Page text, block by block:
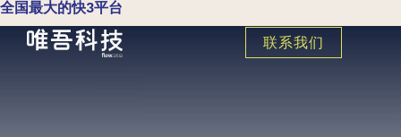
全国最大的快3平台
联系我们